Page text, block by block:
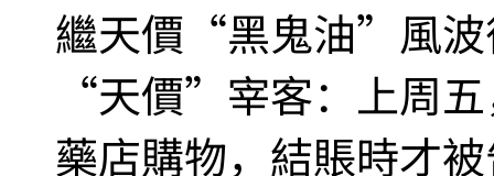
繼天價“黑鬼油”風波
“天價”宰客：上周
藥店購物，結賬時才